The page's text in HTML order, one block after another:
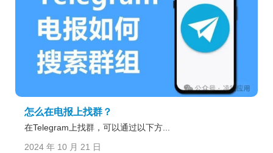
怎么在电报上找群？
在Telegram上找群，可以通过以下方...
2024 年 10 月 21 日